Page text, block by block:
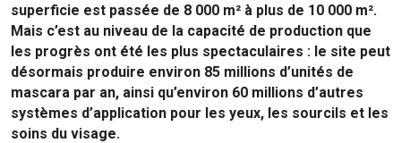
superficie est passée de 8 000 m² à plus de 10 000 m².
Mais c’est au niveau de la capacité de production que
les progrès ont été les plus spectaculaires : le site peut
désormais produire environ 85 millions d’unités de
mascara par an, ainsi qu’environ 60 millions d’autres
systèmes d’application pour les yeux, les sourcils et les
soins du visage.